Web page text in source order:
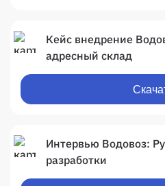
Кейс внедрение
адресный склад
Интервью Водовоз:
разработки